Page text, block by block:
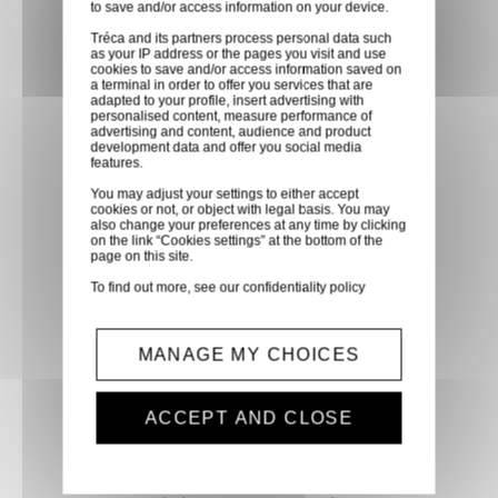
partenaire GLS, partout en
France métropolitaine et en
Europe entre 24h et 48h après
mise à disposition des produits
à notre transporteur.
Paiement sécurisé
Paiement CB, virement,
Paypal, ...
Optez pour la tranquillité
demandes techniques et devis
à notre service clients par mail.
Notre équipe d'experts est
to save and/or access information on your device.
Tréca and its partners process personal data such
as your IP address or the pages you visit and use
cookies to save and/or access information saved on
a terminal in order to offer you services that are
adapted to your profile, insert advertising with
personalised content, measure performance of
advertising and content, audience and product
development data and offer you social media
features.
You may adjust your settings to either accept
cookies or not, or object with legal basis. You may
also change your preferences at any time by clicking
on the link “Cookies settings” at the bottom of the
page on this site.
To find out more, see ourconfidentiality policy
MANAGE MY CHOICES
ACCEPT AND CLOSE